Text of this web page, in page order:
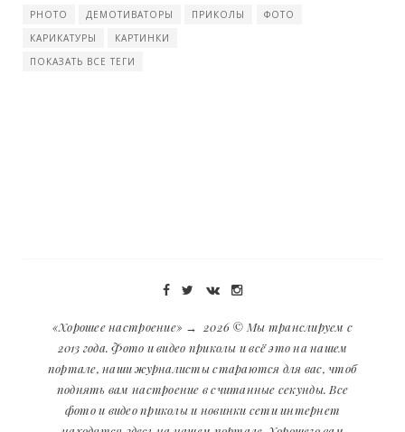
PHOTO ДЕМОТИВАТОРЫ ПРИКОЛЫ
ФОТО
КАРИКАТУРЫ
КАРТИНКИ
ПОКАЗАТЬ ВСЕ ТЕГИ
«Хорошее настроение» → 2026 © Мы транслируем с
2013 года. Фото и видео приколы и всё это на нашем
портале, наши журналисты стараются для вас, чтоб
поднять вам настроение в считанные секунды. Все
фото и видео приколы и новинки сети интернет